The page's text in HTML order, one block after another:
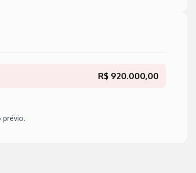
R$ 920.000,00
prévio.